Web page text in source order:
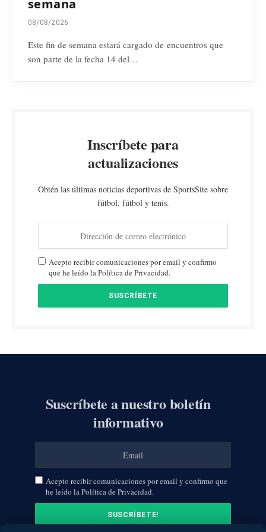
semana
08/08/2026
Este fin de semana estará cargado de encuentros que
son parte de la fecha 14 del…
Inscríbete para
actualizaciones
Obtén las últimas noticias deportivas de SportsSite sobre
fútbol, fútbol y tenis.
Acepto recibir comunicaciones por email y confirmo
que he leído la Política de Privacidad.
Suscríbete a nuestro boletín
informativo
Acepto recibir comunicaciones por email y confirmo que
he leído la Política de Privacidad.